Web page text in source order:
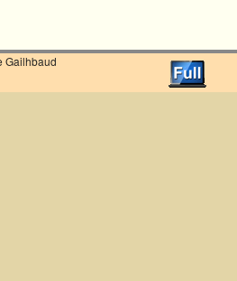
Gailhbaud